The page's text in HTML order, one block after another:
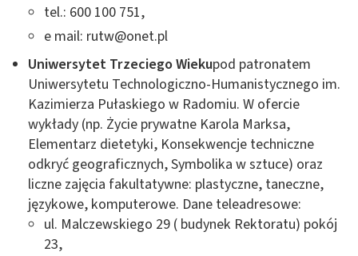
tel.: 600 100 751,
e mail: rutw@onet.pl
Uniwersytet Trzeciego Wiekupod patronatem
Uniwersytetu Technologiczno-Humanistycznego im.
Kazimierza Pułaskiego w Radomiu. W ofercie
wykłady (np. Życie prywatne Karola Marksa,
Elementarz dietetyki, Konsekwencje techniczne
odkryć geograficznych, Symbolika w sztuce) oraz
liczne zajęcia fakultatywne: plastyczne, taneczne,
językowe, komputerowe. Dane teleadresowe:
ul. Malczewskiego 29 ( budynek Rektoratu) pokój
23,